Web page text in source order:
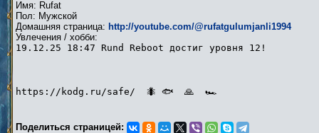
Имя: Rufat
Пол: Мужской
Домашняя страница: http://youtube.com/@rufatgulumjanli1994
Увлечения / хобби:
19.12.25 18:47 Rund Reboot достиг уровня 12!
https://kodg.ru/safe/ 🐜 🐟 🙏 🏎
Поделиться страницей: